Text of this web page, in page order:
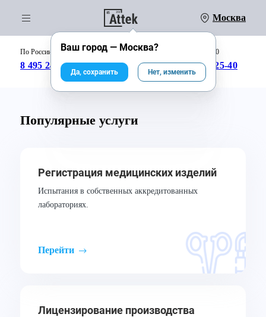
Обратный звонок
Москва
По России бесплатно:
8 495 246-04-43
с 09:00 до 18:00
8 800 333-25-40
Популярные услуги
Регистрация медицинских изделий
Испытания в собственных аккредитованных
лабораториях.
Перейти
Лицензирование производства
Ваш город — Москва?
Да, сохранить Нет, изменить
Обратный звонок